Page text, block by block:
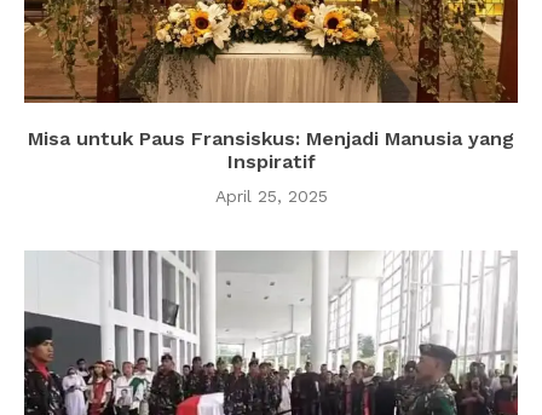
Misa untuk Paus Fransiskus: Menjadi Manusia yang
Inspiratif
April 25, 2025